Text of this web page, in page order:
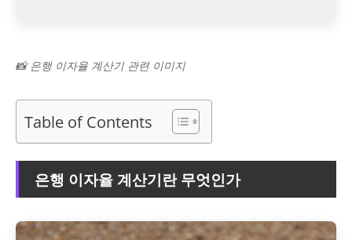
📸 은행 이자율 계산기 관련 이미지
Table of Contents
은행 이자율 계산기란 무엇인가